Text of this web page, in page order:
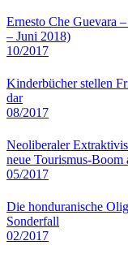
Ernesto Che Guevara
– Juni 2018)
10/2017
Kinderbücher stellen
dar
08/2017
Neoliberaler
neue Tourismus-Boom
05/2017
Die honduranische
Sonderfall
02/2017